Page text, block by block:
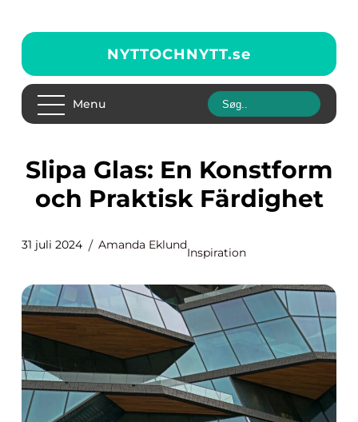
NYTTOCHNYTT.se
Menu
Slipa Glas: En Konstform
och Praktisk Färdighet
31 juli 2024 Amanda Eklund
Inspiration